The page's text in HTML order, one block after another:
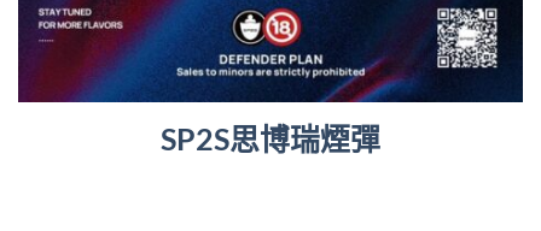
SP2S思博瑞煙彈